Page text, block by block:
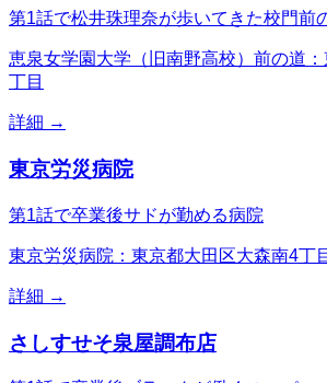
第1話で松井珠理奈が歩いてきた校門前
恵泉女学園大学（旧南野高校）前の道
丁目
詳細 →
東京労災病院
第1話で卒業後サドが勤める病院
東京労災病院：東京都大田区大森南4丁
詳細 →
さしすせそ泉屋調布店